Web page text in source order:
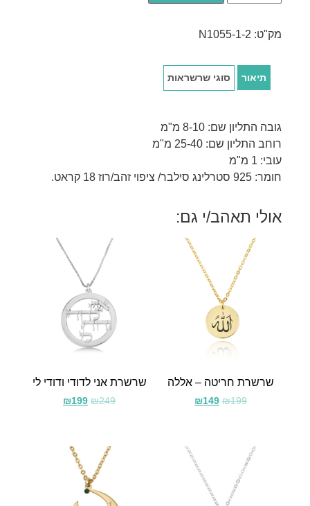
מק"ט: N1055-1-2
תיאור סוגי שרשראות
גובה התליון שם: 8-10 מ"מ
רוחב התליון שם: 25-40 מ"מ
עובי: 1 מ"מ
חומר: 925 סטרלינג סילבר/ ציפוי זהב/רוז 18 קראט.
אולי תאהב/י גם:
שרשרת חריטה – אללה
₪199
₪149
שרשרת אני לדודי ודודי לי
₪249
₪199